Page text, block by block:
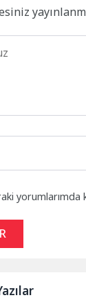
yorumlarımda